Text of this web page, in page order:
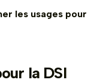
les usages pour
la DSI